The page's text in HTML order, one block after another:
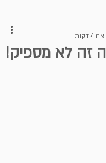
זה לא מספיק!
דקות